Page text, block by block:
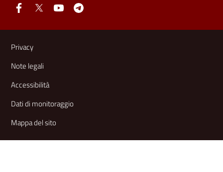
Link e informazioni utili
Privacy
Note legali
Accessibilità
Dati di monitoraggio
Mappa del sito